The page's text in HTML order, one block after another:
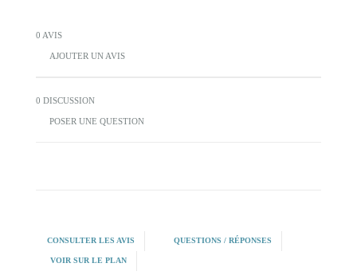
0 AVIS
AJOUTER UN AVIS
0 DISCUSSION
POSER UNE QUESTION
CONSULTER LES AVIS QUESTIONS / RÉPONSES
VOIR SUR LE PLAN